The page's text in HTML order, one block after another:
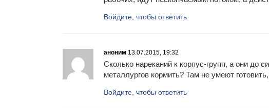
Войдите, чтобы ответить
аноним 13.07.2015, 19:32
Сколько нареканий к корпус-групп, а они до
металлургов кормить? Там не умеют
Войдите, чтобы ответить